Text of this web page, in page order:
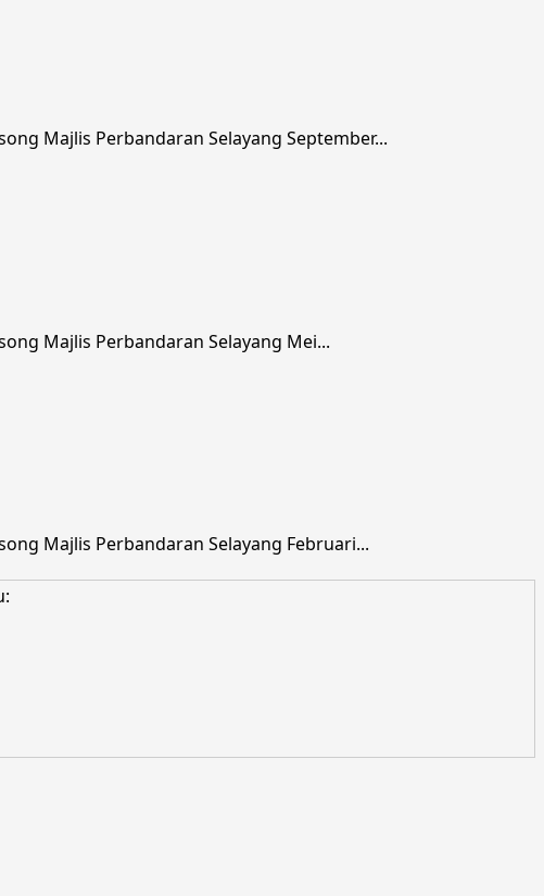
Majlis Perbandaran Selayang September...
Majlis Perbandaran Selayang Mei...
Majlis Perbandaran Selayang Februari...